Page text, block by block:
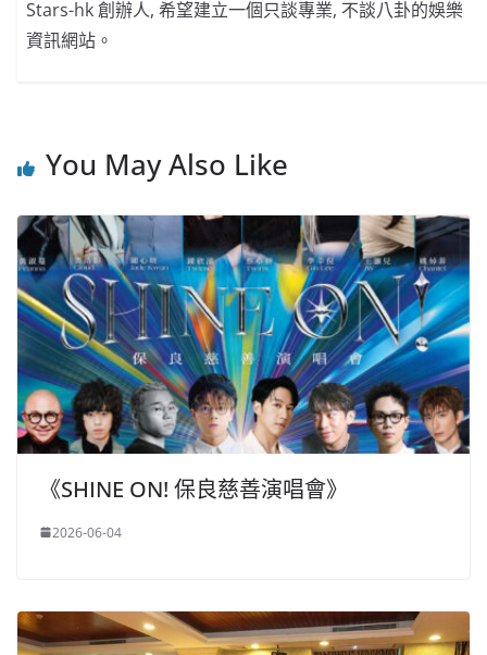
Stars-hk 創辦人, 希望建立一個只談專業, 不談八卦的娛樂
資訊網站。
You May Also Like
《SHINE ON! 保良慈善演唱會》
2026-06-04